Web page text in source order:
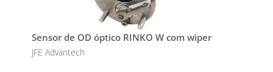
Sensor de OD óptico RINKO W com wiper
JFE Advantech